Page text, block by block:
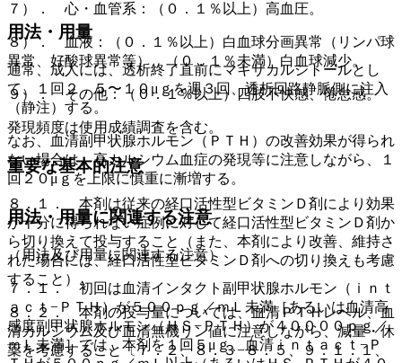
７）． 心・血管系：（０．１％以上）高血圧。
８）． 血液：（０．１％以上）白血球分画異常（リンパ球
異常、好酸球異常等）、（０．１％未満）白血球減少。
９）． その他：（０．１％以上）四肢不快感、倦怠感。
発現頻度は使用成績調査を含む。
重要な基本的注意
８．１． 本剤は従来の経口活性型ビタミンＤ剤により効果
が十分に得られない症例に対して経口活性型ビタミンＤ剤か
ら切り換えて投与すること（また、本剤により改善、維持さ
れた場合には、経口活性型ビタミンＤ剤への切り換えも考慮
すること）。
８．２． 本剤の投与量については、血清ＰＴＨレベル、血
清カルシウム及び血清無機リン値に注意しながら、減量・休
薬を考慮すること〔７．２、８．３−８．５、９．１．１、
用法・用量
通常、成人には、透析終了直前にマキサカルシトールとし
て、１回２．５〜１０μｇを週３回、透析回路静脈側に注入
（静注）する。
なお、血清副甲状腺ホルモン（ＰＴＨ）の改善効果が得られ
ない場合は、高カルシウム血症の発現等に注意しながら、１
回２０μｇを上限に慎重に漸増する。
用法・用量に関連する注意
（用法及び用量に関連する注意）
７．１． 初回は血清インタクト副甲状腺ホルモン（ｉｎｔ
ａｃｔ−ＰＴＨ）が５００ｐｇ／ｍＬ未満［あるいは血清高
感度副甲状腺ホルモン（ＨＳ−ＰＴＨ）が４００００ｐｇ／
ｍＬ未満］では、本剤を１回５μｇ、血清ｉｎｔａｃｔ−Ｐ